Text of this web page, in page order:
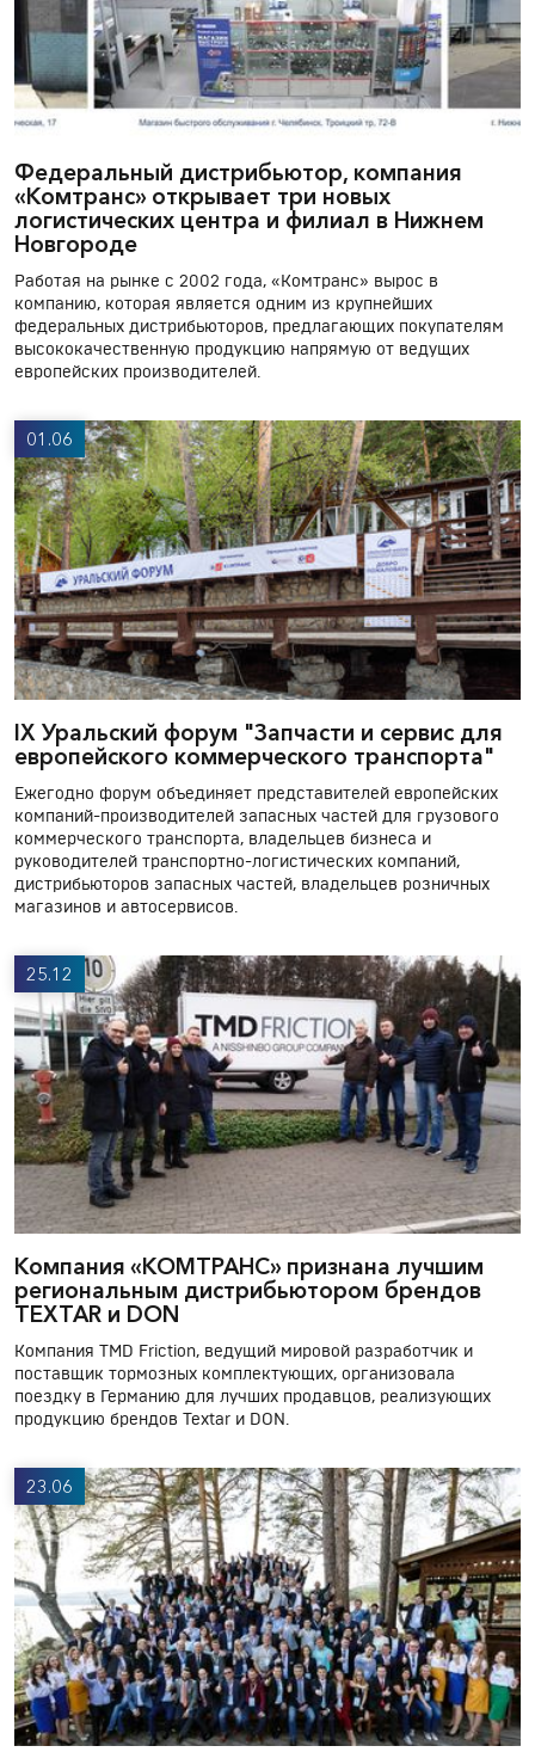
Федеральный дистрибьютор, компания
«Комтранс» открывает три новых
логистических центра и филиал в Нижнем
Новгороде
Работая на рынке с 2002 года, «Комтранс» вырос в
компанию, которая является одним из крупнейших
федеральных дистрибьюторов, предлагающих покупателям
высококачественную продукцию напрямую от ведущих
европейских производителей.
01.06
IX Уральский форум "Запчасти и сервис для
европейского коммерческого транспорта"
Ежегодно форум объединяет представителей европейских
компаний-производителей запасных частей для грузового
коммерческого транспорта, владельцев бизнеса и
руководителей транспортно-логистических компаний,
дистрибьюторов запасных частей, владельцев розничных
магазинов и автосервисов.
25.12
Компания «КОМТРАНС» признана лучшим
региональным дистрибьютором брендов
TEXTAR и DON
Компания TMD Friction, ведущий мировой разработчик и
поставщик тормозных комплектующих, организовала
поездку в Германию для лучших продавцов, реализующих
продукцию брендов Textar и DON.
23.06